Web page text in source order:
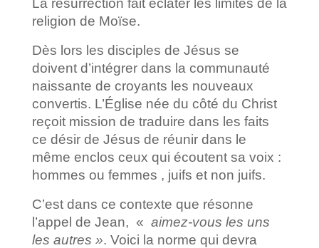
religion de Moïse.
Dès lors les disciples de Jésus se
doivent d’intégrer dans la communauté
naissante de croyants les nouveaux
convertis. L’Église née du côté du Christ
reçoit mission de traduire dans les faits
ce désir de Jésus de réunir dans le
même enclos ceux qui écoutent sa voix :
hommes ou femmes , juifs et non juifs.
C’est dans ce contexte que résonne
l’appel de Jean, « aimez-vous les uns
les autres ». Voici la norme qui devra